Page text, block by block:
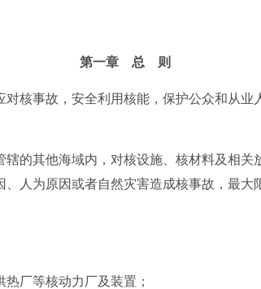
第一章 总 则
事故，安全利用核能，保护公众和从业
其他海域内，对核设施、核材料及相关
人为原因或者自然灾害造成核事故，最大
厂等核动力厂及装置；